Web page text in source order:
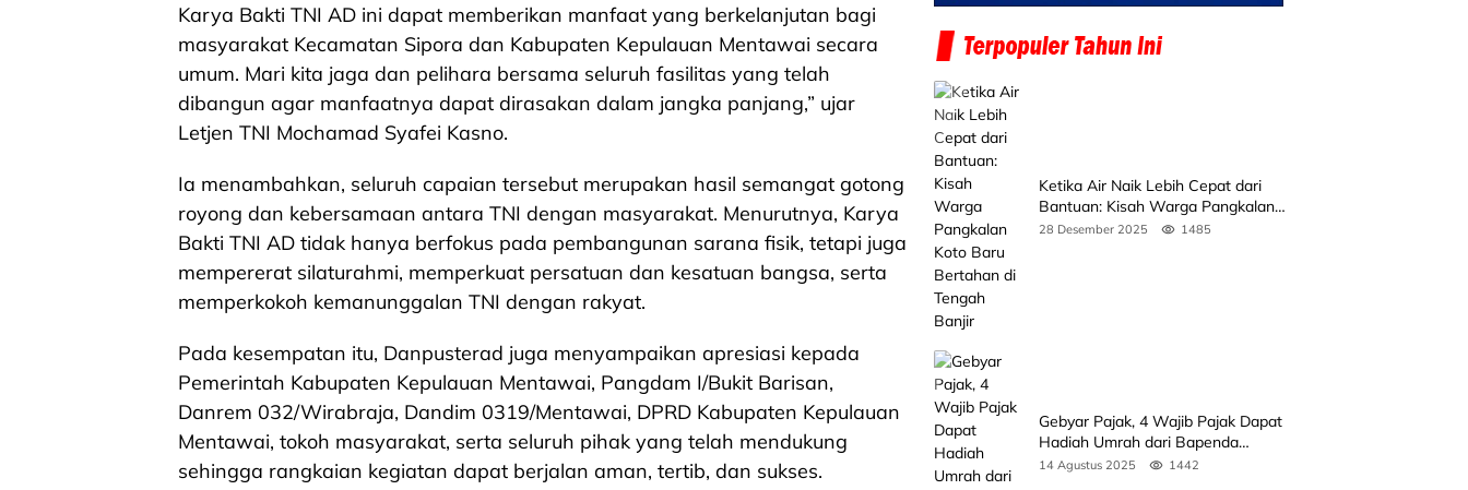
Karya Bakti TNI AD ini dapat memberikan manfaat yang berkelanjutan bagi
masyarakat Kecamatan Sipora dan Kabupaten Kepulauan Mentawai secara
umum. Mari kita jaga dan pelihara bersama seluruh fasilitas yang telah
dibangun agar manfaatnya dapat dirasakan dalam jangka panjang,” ujar
Letjen TNI Mochamad Syafei Kasno.
Ia menambahkan, seluruh capaian tersebut merupakan hasil semangat gotong
royong dan kebersamaan antara TNI dengan masyarakat. Menurutnya, Karya
Bakti TNI AD tidak hanya berfokus pada pembangunan sarana fisik, tetapi juga
mempererat silaturahmi, memperkuat persatuan dan kesatuan bangsa, serta
memperkokoh kemanunggalan TNI dengan rakyat.
Pada kesempatan itu, Danpusterad juga menyampaikan apresiasi kepada
Pemerintah Kabupaten Kepulauan Mentawai, Pangdam I/Bukit Barisan,
Danrem 032/Wirabraja, Dandim 0319/Mentawai, DPRD Kabupaten Kepulauan
Mentawai, tokoh masyarakat, serta seluruh pihak yang telah mendukung
sehingga rangkaian kegiatan dapat berjalan aman, tertib, dan sukses.
Ketika Air Naik Lebih Cepat dari
Bantuan: Kisah Warga Pangkalan
Koto Baru Bertahan di Tengah
28 Desember 2025 1485
Gebyar Pajak, 4 Wajib Pajak Dapat
Hadiah Umrah dari Bapenda
Sumbar
14 Agustus 2025 1442